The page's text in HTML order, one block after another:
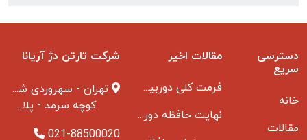
دسترسی
سریع
خانه
مقالات
مقالات اخیر
فرمت کلی دوربین مدار بسته
نهایت حافظه دوربین مدار بسته
شرکت تارتن دژ آریانا
تهران - سهروردی شمالی
کوچه سرمد - پلاک ۱ - طبقه ۳
021-88500020